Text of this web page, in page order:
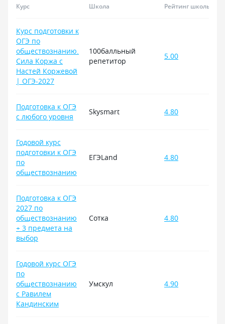
Курс Школа Рейтинг школы
Курс подготовки к
ОГЭ по
обществознанию.
Сила Коржа с
Настей Коржевой
| ОГЭ-2027
100балльный
репетитор
5.00
Подготовка к ОГЭ
с любого уровня
Skysmart 4.80
Годовой курс
подготовки к ОГЭ
по
обществознанию
ЕГЭLand 4.80
Подготовка к ОГЭ
2027 по
обществознанию
+ 3 предмета на
выбор
Сотка 4.80
Годовой курс ОГЭ
по
обществознанию
с Равилем
Кандинским
Умскул 4.90